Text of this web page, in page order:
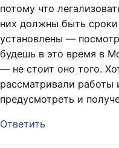
потому что
них должны быть сроки
установлены —
будешь в это время в
— не стоит оно того.
рассматривали
предусмотреть и
Ответить